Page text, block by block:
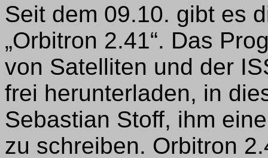
Seit dem 09.10. gibt es
„Orbitron 2.41“. Das
von Satelliten und der
frei herunterladen, in
Sebastian Stoff, ihm
zu schreiben. Orbitron